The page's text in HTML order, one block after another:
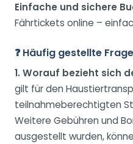
Einfache und sichere
Fährtickets online –
❓ Häufig gestellte
1. Worauf bezieht sich
gilt für den
teilnahmeberechtigten
Weitere Gebühren und
ausgestellt wurden,